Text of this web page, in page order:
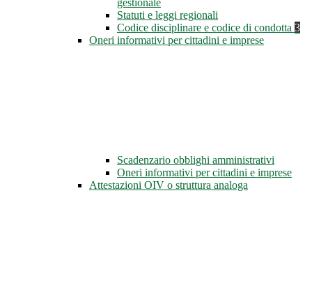
gestionale
Statuti e leggi regionali
Codice disciplinare e codice di condotta 3
Oneri informativi per cittadini e imprese
Scadenzario obblighi amministrativi
Oneri informativi per cittadini e imprese
Attestazioni OIV o struttura analoga